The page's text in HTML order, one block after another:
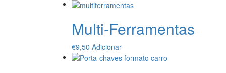
Multi-Ferramentas
€9,50 Adicionar